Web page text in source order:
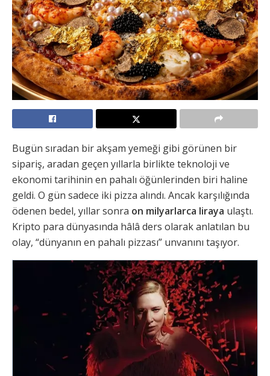
Bugün sıradan bir akşam yemeği gibi görünen bir
sipariş, aradan geçen yıllarla birlikte teknoloji ve
ekonomi tarihinin en pahalı öğünlerinden biri haline
geldi. O gün sadece iki pizza alındı. Ancak karşılığında
ödenen bedel, yıllar sonra on milyarlarca liraya ulaştı.
Kripto para dünyasında hâlâ ders olarak anlatılan bu
olay, “dünyanın en pahalı pizzası” unvanını taşıyor.